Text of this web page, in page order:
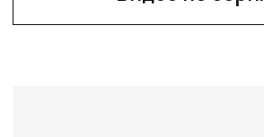
Серии дымоходов